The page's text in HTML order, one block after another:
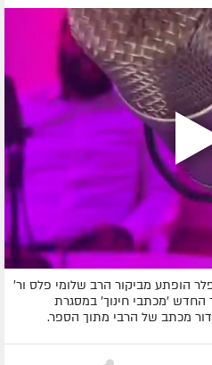
הופתע מביקור הרב שלומי פלס ור'
החדש 'מכתבי חינוך' במסגרת
מכתב של הרבי מתוך הספר.